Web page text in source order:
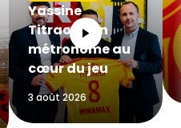
Yassine
Titraoui, un
métronome au
cœur du jeu
3 août 2026